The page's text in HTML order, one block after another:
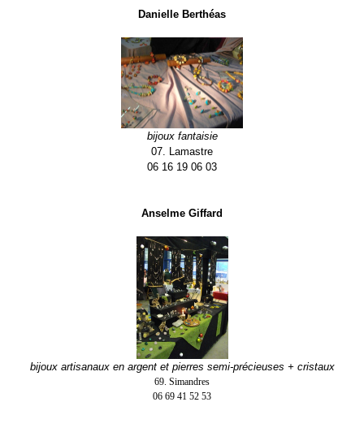
Danielle Berthéas
bijoux fantaisie
07. Lamastre
06 16 19 06 03
Anselme Giffard
bijoux artisanaux en argent et pierres semi-précieuses + cristaux
69. Simandres
06 69 41 52 53